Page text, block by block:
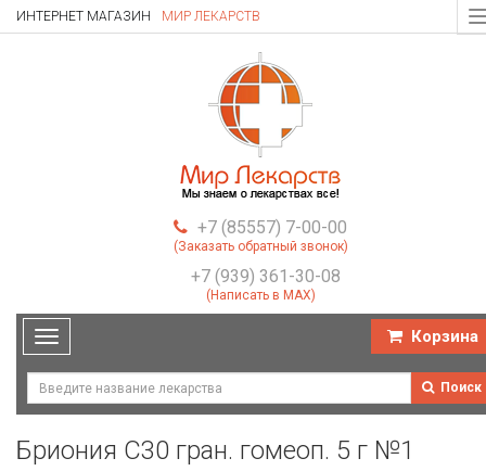
ИНТЕРНЕТ МАГАЗИН МИР ЛЕКАРСТВ
+7 (85557) 7-00-00
(Заказать обратный звонок)
+7 (939) 361-30-08
(Написать в MAX)
Toggle
navigation
Корзина
Поиск
Бриония С30 гран. гомеоп. 5 г №1